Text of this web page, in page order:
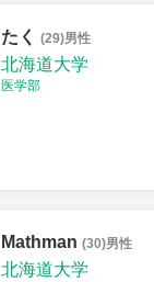
たく (29)男性
北海道大学
医学部
Mathman (30)男性
北海道大学